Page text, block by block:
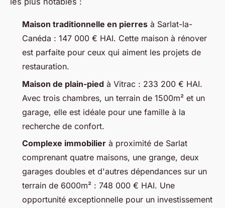
Maison traditionnelle en pierres à Sarlat-la-
Canéda : 147 000 € HAI. Cette maison à rénover
est parfaite pour ceux qui aiment les projets de
restauration.
Maison de plain-pied à Vitrac : 233 200 € HAI.
Avec trois chambres, un terrain de 1500m² et un
garage, elle est idéale pour une famille à la
recherche de confort.
Complexe immobilier à proximité de Sarlat
comprenant quatre maisons, une grange, deux
garages doubles et d'autres dépendances sur un
terrain de 6000m² : 748 000 € HAI. Une
opportunité exceptionnelle pour un investissement